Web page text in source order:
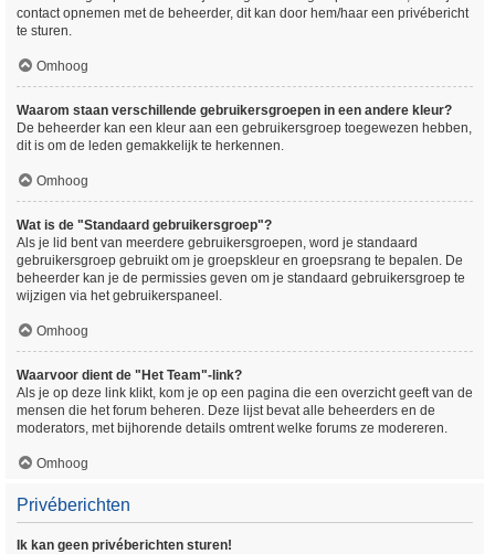
contact opnemen met de beheerder, dit kan door hem/haar een privébericht
te sturen.
Omhoog
Waarom staan verschillende gebruikersgroepen in een andere kleur?
De beheerder kan een kleur aan een gebruikersgroep toegewezen hebben,
dit is om de leden gemakkelijk te herkennen.
Omhoog
Wat is de "Standaard gebruikersgroep"?
Als je lid bent van meerdere gebruikersgroepen, word je standaard
gebruikersgroep gebruikt om je groepskleur en groepsrang te bepalen. De
beheerder kan je de permissies geven om je standaard gebruikersgroep te
wijzigen via het gebruikerspaneel.
Omhoog
Waarvoor dient de "Het Team"-link?
Als je op deze link klikt, kom je op een pagina die een overzicht geeft van de
mensen die het forum beheren. Deze lijst bevat alle beheerders en de
moderators, met bijhorende details omtrent welke forums ze modereren.
Omhoog
Privéberichten
Ik kan geen privéberichten sturen!